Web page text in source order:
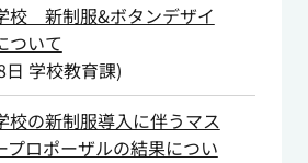
校 新制服&ボタンデザイ
ついて
学校教育課)
校の新制服導入に伴うマス
プロポーザルの結果につい